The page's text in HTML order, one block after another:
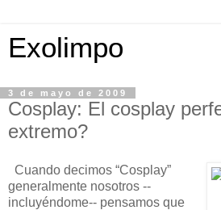
Exolimpo
3 de mayo de 2009
Cosplay: El cosplay
extremo?
Cuando decimos “Cosplay”
generalmente nosotros --
incluyéndome-- pensamos que